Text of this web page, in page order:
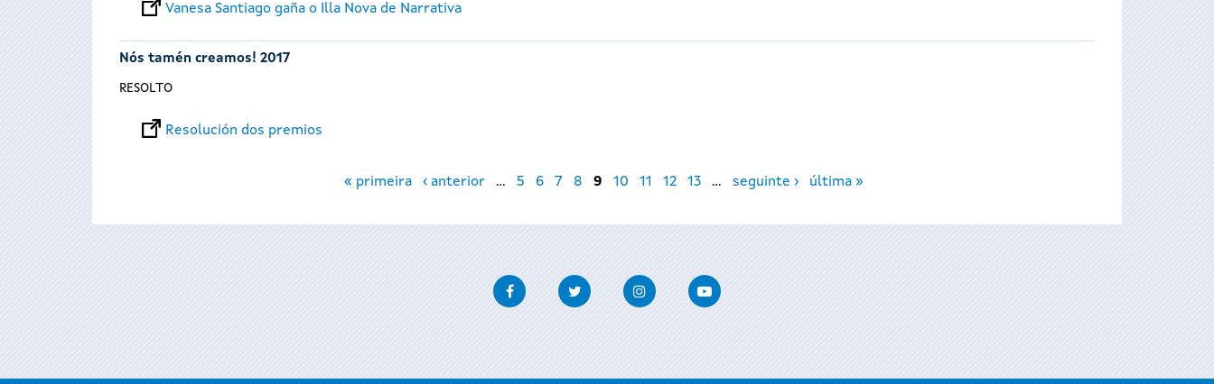
Vanesa Santiago gaña o Illa Nova de Narrativa
Nós tamén creamos! 2017
RESOLTO
Resolución dos premios
« primeira ‹ anterior … 5 6 7 8 9 10 11 12 13 … seguinte › última »
FacebookTwitter InstagramYoutube